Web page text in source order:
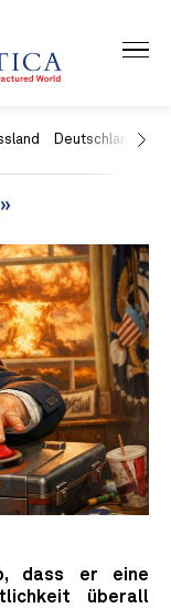
Deutschland
dass er eine
überall